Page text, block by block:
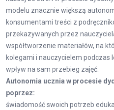
modelu znacznie większą
konsumentami treści z
przekazywanych przez
współtworzenie materiałów, na
kolegami i nauczycielem podczas
wpływ na sam przebieg zajęć.
Autonomia ucznia w procesie
poprzez:
świadomość swoich potrzeb